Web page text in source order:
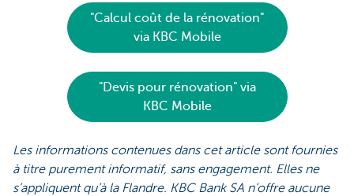
"Calcul coût de la rénovation"
via KBC Mobile
"Devis pour rénovation" via
KBC Mobile
Les informations contenues dans cet article sont fournies
à titre purement informatif, sans engagement. Elles ne
s’appliquent qu’à la Flandre. KBC Bank SA n’offre aucune